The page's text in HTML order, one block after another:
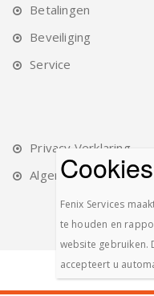
Betalingen
Beveiliging
Service
Privacy Verklaring
Algemene
© 2017 -
Fenix Services
te houden en
website gebruiken.
accepteert u